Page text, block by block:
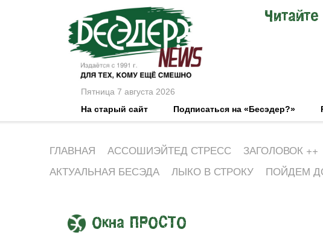
Пятница 7 августа 2026
Читайте
На старый сайт Подписаться на «Бесэдер?»
ГЛАВНАЯ АССОШИЭЙТЕД СТРЕСС ЗАГОЛОВОК ++
АКТУАЛЬНАЯ БЕСЭДА
ЛЫКО В СТРОКУ ПОЙДЕМ
Окна ПРОСТО